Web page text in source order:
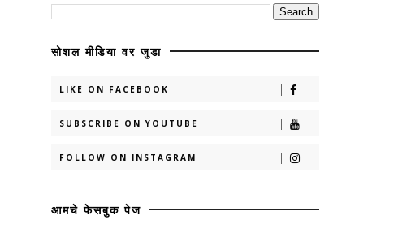
सोशल मीडिया वर जुडा
LIKE ON FACEBOOK
SUBSCRIBE ON YOUTUBE
FOLLOW ON INSTAGRAM
आमचे फेसबुक पेज